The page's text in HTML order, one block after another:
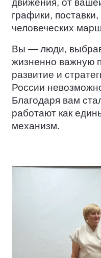
движения, от
графики,
человеческих
Вы — люди,
жизненно важную
развитие и
России
Благодаря вам
работают как
механизм.